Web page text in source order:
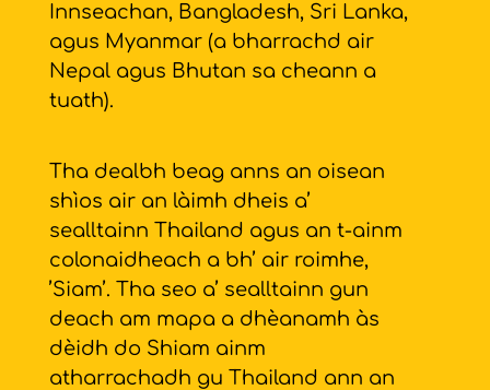
Innseachan, Bangladesh, Sri Lanka,
agus Myanmar (a bharrachd air
Nepal agus Bhutan sa cheann a
tuath).
Tha dealbh beag anns an oisean
shìos air an làimh dheis a’
sealltainn Thailand agus an t-ainm
colonaidheach a bh’ air roimhe,
’Siam’. Tha seo a’ sealltainn gun
deach am mapa a dhèanamh às
dèidh do Shiam ainm
atharrachadh gu Thailand ann an